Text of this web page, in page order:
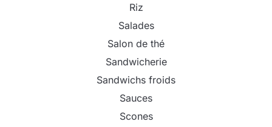
Riz
Salades
Salon de thé
Sandwicherie
Sandwichs froids
Sauces
Scones